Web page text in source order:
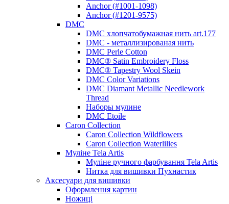
Anchor (#1001-1098)
Anchor (#1201-9575)
DMC
DMC хлопчатобумажная нить art.177
DMC - металлизированая нить
DMC Perle Cotton
DMC® Satin Embroidery Floss
DMC® Tapestry Wool Skein
DMC Color Variations
DMC Diamant Metallic Needlework
Thread
Наборы мулине
DMC Etoile
Caron Collection
Caron Collection Wildflowers
Caron Collection Waterlilies
Муліне Tela Artis
Муліне ручного фарбування Tela Artis
Нитка для вишивки Пухнастик
Аксесуари для вишивки
Оформлення картин
Ножиці